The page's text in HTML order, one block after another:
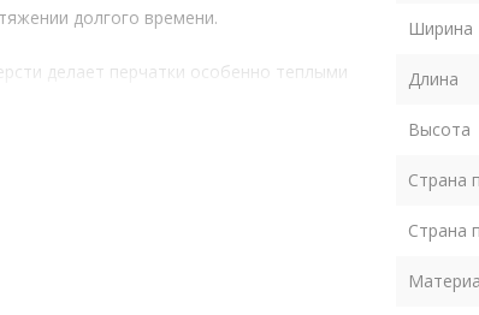
долгого времени.
делает перчатки особенно теплыми
дни они сохранят ваши руки в
Ширина
Длина
Высота
Страна
Страна